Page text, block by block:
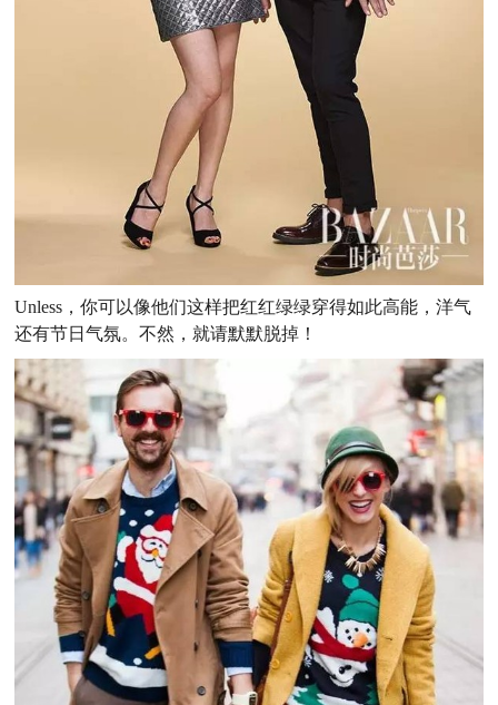
Unless，你可以像他们这样把红红绿绿穿得如此高能，洋气
还有节日气氛。不然，就请默默脱掉！